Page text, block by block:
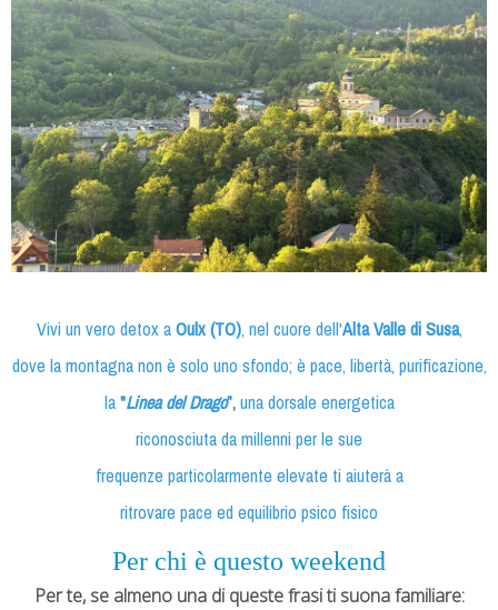
Vivi un vero detoxaOulx (TO), nel cuore dell'Alta Valle di Susa,
dove la montagna non è solo uno sfondo; è pace, libertà, purificazione,
la"Linea del Drago”,una dorsale energetica
riconosciuta da millenni per le sue
frequenze particolarmente elevate ti aiuterà a
ritrovare pace ed equilibrio psico fisico
Per chi è questo weekend
Per te, se almeno una di queste frasi ti suona familiare: